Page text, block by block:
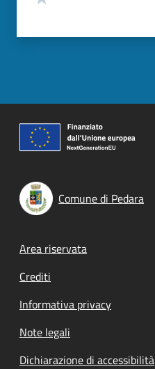
Comune di Pedara
Footer menu
Area riservata
Crediti
Informativa privacy
Note legali
Dichiarazione di accessibilità